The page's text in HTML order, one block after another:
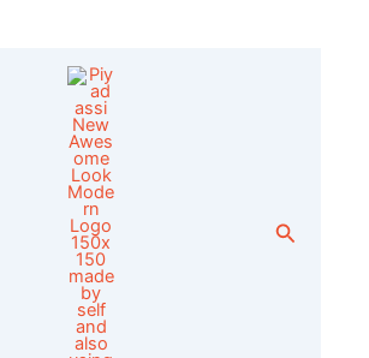
Search